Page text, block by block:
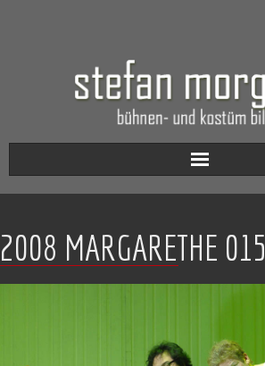
Aktuell
Werkverzeichnis
Biografie
2008 MARGARETHE 015